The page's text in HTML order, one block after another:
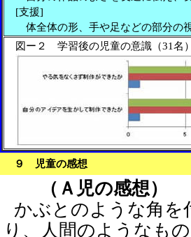
[支援]
体全体の形、手や足などの部分の
図ー２ 学習後の児童の意識（31名）
９ 児童の感想
（Ａ児の感想）
かぶとのような角を
り、人間のようなも